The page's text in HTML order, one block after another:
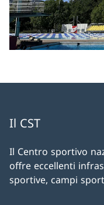
Il CST
Il Centro sportivo
offre eccellenti
sportive, campi